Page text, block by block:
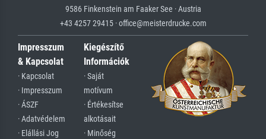
9586 Finkenstein am Faaker See · Austria
+43 4257 29415 · office@meisterdrucke.com
Impresszum
& Kapcsolat
· Kapcsolat
· Impresszum
· ÁSZF
· Adatvédelem
· Elállási Jog
Kiegészítő
Információk
· Saját
motívum
· Értékesítse
alkotásait
· Minőség